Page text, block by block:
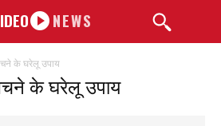
NEWS
के घरेलू उपाय
के घरेलू उपाय